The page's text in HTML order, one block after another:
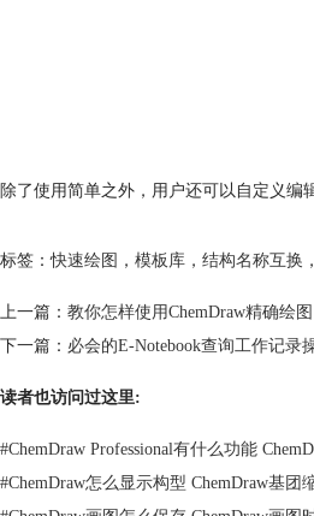
除了使用简单之外，用户还可以自定义编
标签：快速绘图 ， 模板库 ， 结构名称互换 ，
上一篇： 教你怎样使用ChemDraw精确绘图
下一篇： 必会的E-Notebook查询工作记录
读者也访问过这里:
#ChemDraw Professional有什么功能
#ChemDraw怎么显示构型 ChemDraw基团